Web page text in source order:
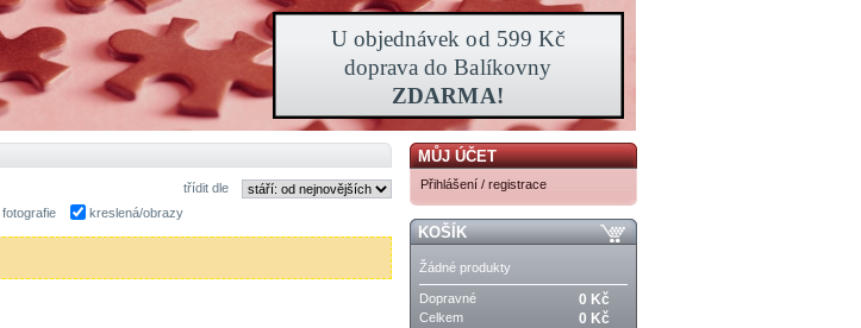
třídit dle
fotografie kreslená/obrazy
MŮJ ÚČET
Přihlášení / registrace
KOŠÍK
Žádné produkty
Dopravné 0 Kč
Celkem 0 Kč